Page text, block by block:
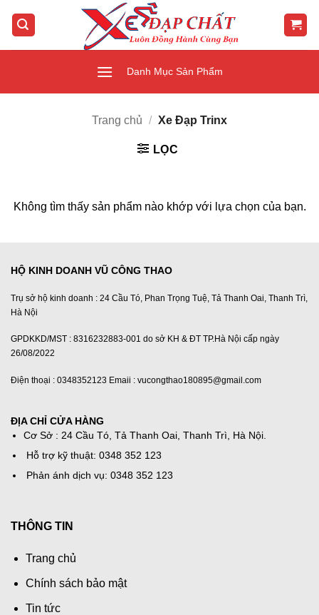
qua
Danh Mục Sản Phẩm
Trang chủ / Xe Đạp Trinx
LỌC
Không tìm thấy sản phẩm nào khớp với lựa chọn của bạn.
HỘ KINH DOANH VŨ CÔNG THAO
Trụ sở hộ kinh doanh : 24 Cầu Tó, Phan Trọng Tuệ, Tả Thanh Oai, Thanh Trì,
Hà Nội
GPDKKD/MST : 8316232883-001 do sở KH & ĐT TP.Hà Nội cấp ngày
26/08/2022
Điện thoại : 0348352123 Emaii : vucongthao180895@gmail.com
ĐỊA CHỈ CỬA HÀNG
Cơ Sở : 24 Cầu Tó, Tả Thanh Oai, Thanh Trì, Hà Nội.
Hỗ trợ kỹ thuật: 0348 352 123
Phản ánh dịch vụ: 0348 352 123
THÔNG TIN
Trang chủ
Chính sách bảo mật
Tin tức